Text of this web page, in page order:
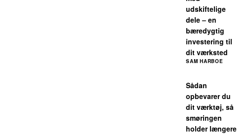
udskiftelige
dele – en
bæredygtig
investering til
dit værksted
SAM HARBOE
Sådan
opbevarer du
dit værktøj, så
smøringen
holder længere